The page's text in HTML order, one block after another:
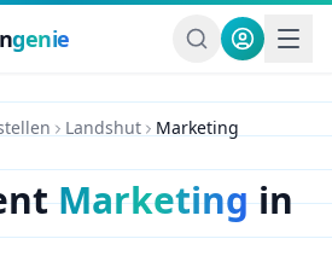
genie
Landshut Marketing
Marketingin